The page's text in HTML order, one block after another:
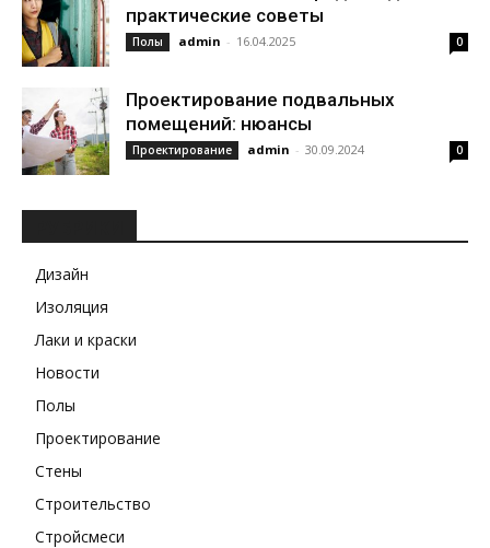
практические советы
Полы admin - 16.04.2025 0
Проектирование подвальных
помещений: нюансы
Проектирование admin - 30.09.2024 0
Дизайн
Изоляция
Лаки и краски
Новости
Полы
Проектирование
Стены
Строительство
Стройсмеси